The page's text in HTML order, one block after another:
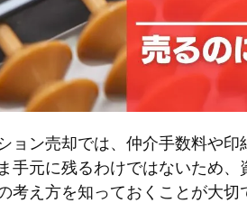
ョン売却では、仲介手数料や
手元に残るわけではないため
考え方を知っておくことが大切